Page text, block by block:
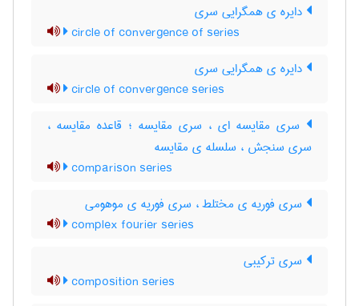
دایره ی همگرایی سری
circle of convergence of series
دایره ی همگرایی سری
circle of convergence series
سری مقایسه ای ، سری مقایسه ؛ قاعده مقایسه ،
سری سنجش ، سلسله ی مقایسه
comparison series
سری فوریه ی مختلط ، سری فوریه ی موهومی
complex fourier series
سری ترکیبی
composition series